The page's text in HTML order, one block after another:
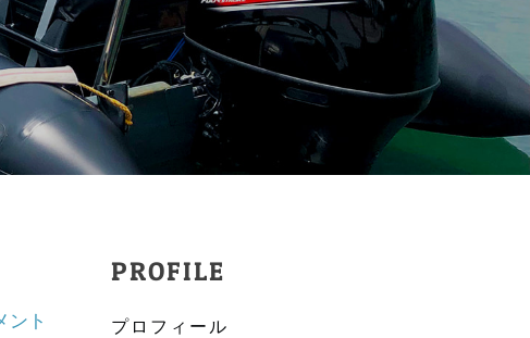
ント
PROFILE
プロフィール